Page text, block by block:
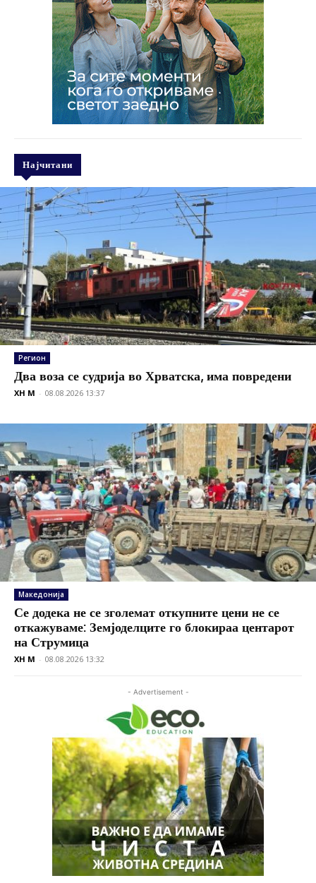
Најчитани
Регион
Два воза се судрија во Хрватска, има повредени
XH M - 08.08.2026 13:37
Македонија
Се додека не се зголемат откупните цени не се
откажуваме: Земјоделците го блокираа центарот
на Струмица
XH M - 08.08.2026 13:32
- Advertisement -